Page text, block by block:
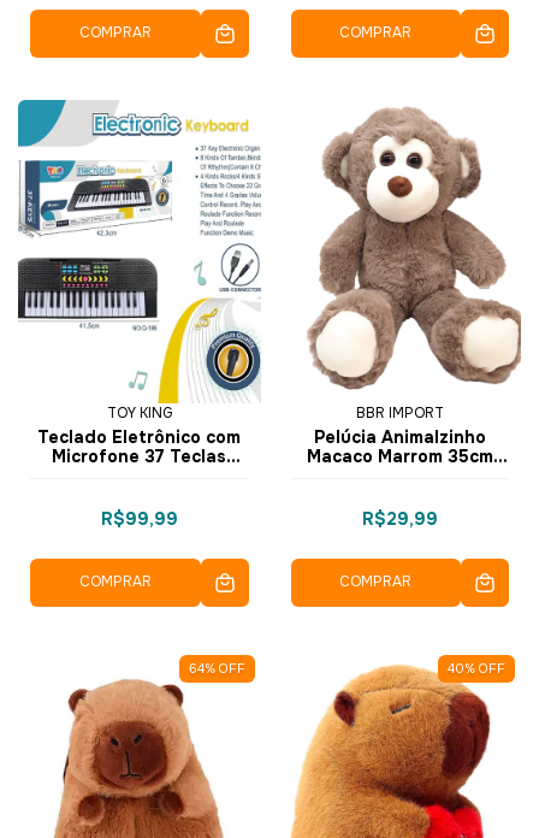
COMPRAR COMPRAR
TOY KING
Teclado Eletrônico com
Microfone 37 Teclas
R$99,99
COMPRAR
BBR IMPORT
Pelúcia Animalzinho
Macaco Marrom 35cm
R$29,99
COMPRAR
64% OFF 40% OFF